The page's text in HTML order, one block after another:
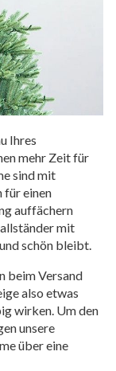
Ihres
mehr Zeit für
sind mit
für einen
auffächern
mit
schön bleibt.
beim Versand
also etwas
wirken. Um den
unsere
über eine